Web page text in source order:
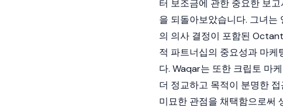
터 보조금에 관한 중요한 보
을 되돌아보았습니다. 그녀
의 의사 결정이 포함된 Octant
적 파트너십의 중요성과 마
다. Waqar는 또한 크립토 마
더 정교하고 목적이 분명한
미묘한 관점을 채택함으로써